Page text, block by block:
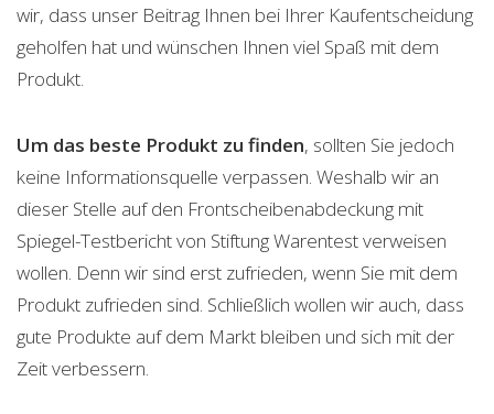
wir, dass unser Beitrag Ihnen bei Ihrer Kaufentscheidung
geholfen hat und wünschen Ihnen viel Spaß mit dem
Produkt.
Um das beste Produkt zu finden, sollten Sie jedoch
keine Informationsquelle verpassen. Weshalb wir an
dieser Stelle auf den Frontscheibenabdeckung mit
Spiegel-Testbericht von Stiftung Warentest verweisen
wollen. Denn wir sind erst zufrieden, wenn Sie mit dem
Produkt zufrieden sind. Schließlich wollen wir auch, dass
gute Produkte auf dem Markt bleiben und sich mit der
Zeit verbessern.